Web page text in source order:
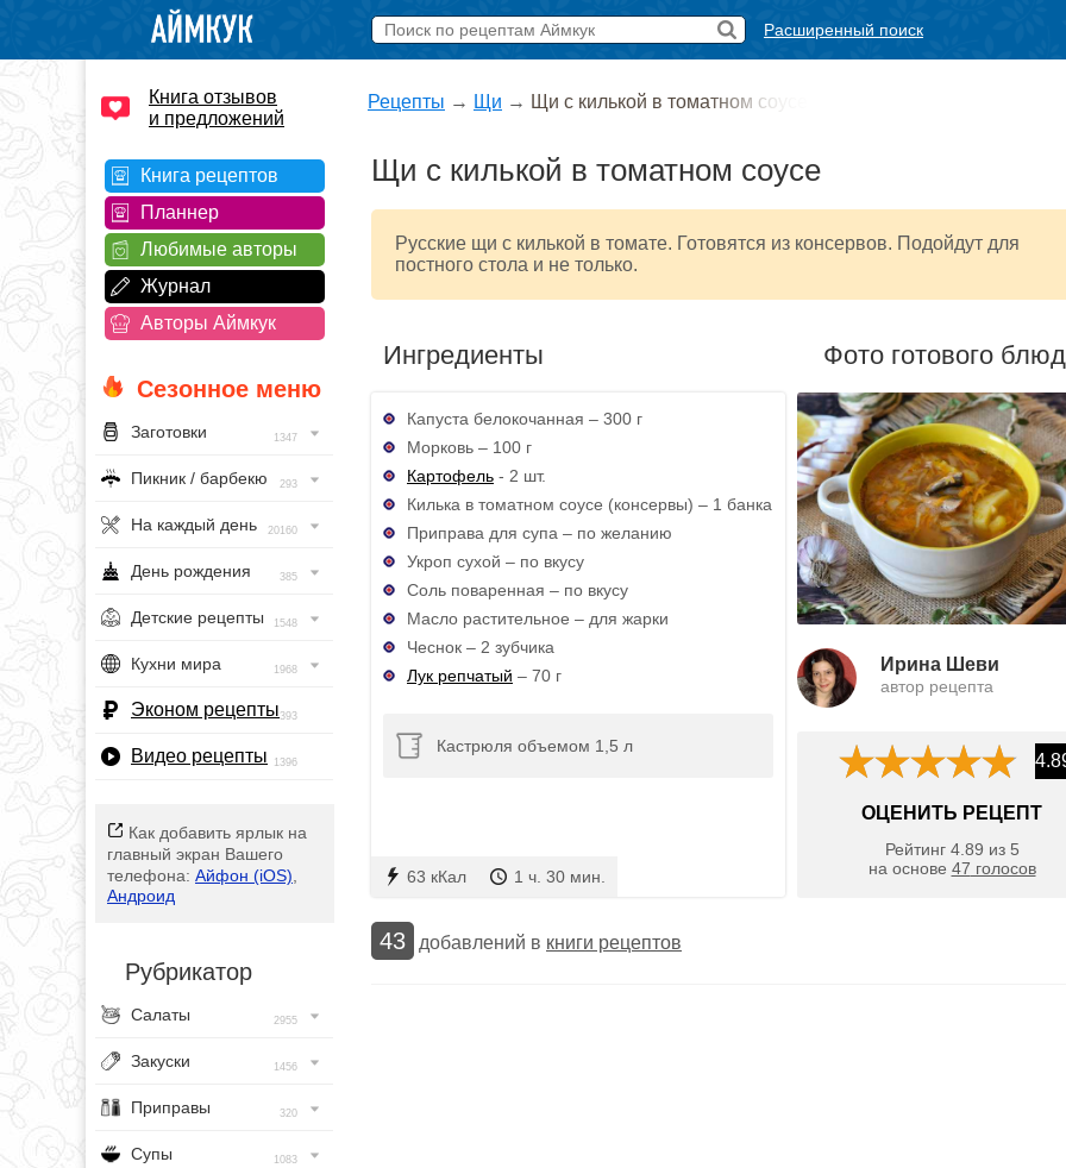
Расширенный поиск
Книга отзывов
и предложений
Книга рецептов
Планнер
Любимые авторы
Журнал
Авторы Аймкук
Сезонное меню
Заготовки 1347
Пикник / барбекю 293
На каждый день 20160
День рождения 385
Детские рецепты 1548
Кухни мира 1968
Эконом рецепты393
Видео рецепты 1396
Как добавить ярлык на
главный экран Вашего
телефона: Айфон (iOS)
Андроид
Рубрикатор
Салаты 2955
Закуски 1456
Приправы 320
Супы 1083
Рецепты → Щи → Щи с килькой в томатном соусе
Щи с килькой в томатном соусе
Русские щи с килькой в томате. Готовятся из консервов. Подойдут для
постного стола и не только.
Ингредиенты
Капуста белокочанная – 300 г
Морковь – 100 г
Картофель - 2 шт.
Килька в томатном соусе (консервы) – 1 банка
Приправа для супа – по желанию
Укроп сухой – по вкусу
Соль поваренная – по вкусу
Масло растительное – для жарки
Чеснок – 2 зубчика
Лук репчатый – 70 г
Кастрюля объемом 1,5 л
63 кКал 1 ч. 30 мин.
Фото готового
Ирина Шеви
автор рецепта
ОЦЕНИТЬ РЕЦЕПТ
Рейтинг 4.89 из 5
на основе 47 голосов
43 добавлений в книги рецептов